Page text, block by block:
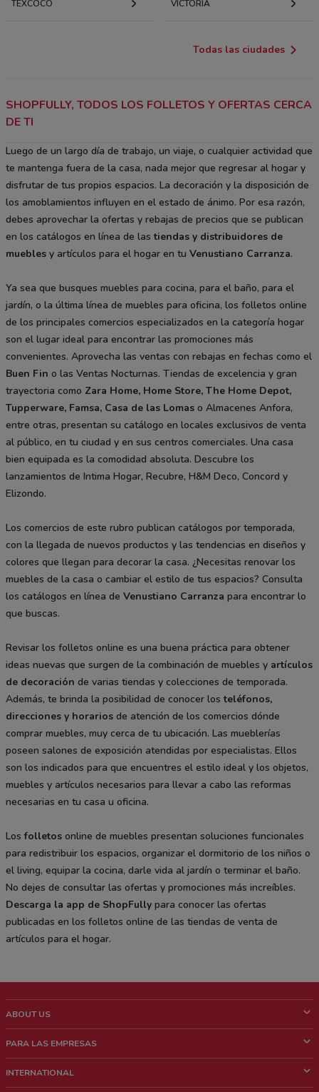
TEXCOCO VICTORIA
Todas las ciudades
SHOPFULLY, TODOS LOS FOLLETOS Y OFERTAS CERCA
DE TI
Luego de un largo día de trabajo, un viaje, o cualquier actividad que
te mantenga fuera de la casa, nada mejor que regresar al hogar y
disfrutar de tus propios espacios. La decoración y la disposición de
los amoblamientos influyen en el estado de ánimo. Por esa razón,
debes aprovechar la ofertas y rebajas de precios que se publican
en los catálogos en línea de lastiendas y distribuidores de
muebles y artículos para el hogar en tu Venustiano Carranza.
Ya sea que busques muebles para cocina, para el baño, para el
jardín, o la última línea de muebles para oficina, los folletos online
de los principales comercios especializados en la categoría hogar
son el lugar ideal para encontrar las promociones más
convenientes. Aprovecha las ventas con rebajas en fechas como el
Buen Fin o las Ventas Nocturnas. Tiendas de excelencia y gran
trayectoria como Zara Home, Home Store, The Home Depot,
Tupperware, Famsa, Casa de las Lomas o Almacenes Anfora,
entre otras, presentan su catálogo en locales exclusivos de venta
al público, en tu ciudad y en sus centros comerciales. Una casa
bien equipada es la comodidad absoluta. Descubre los
lanzamientos de Intima Hogar, Recubre, H&M Deco, Concord y
Elizondo.
Los comercios de este rubro publican catálogos por temporada,
con la llegada de nuevos productos y las tendencias en diseños y
colores que llegan para decorar la casa. ¿Necesitas renovar los
muebles de la casa o cambiar el estilo de tus espacios? Consulta
los catálogos en línea de Venustiano Carranza para encontrar lo
que buscas.
Revisar los folletos online es una buena práctica para obtener
ideas nuevas que surgen de la combinación de muebles y artículos
de decoración de varias tiendas y colecciones de temporada.
Además, te brinda la posibilidad de conocer losteléfonos,
direcciones y horarios de atención de los comercios dónde
comprar muebles, muy cerca de tu ubicación. Las mueblerías
poseen salones de exposición atendidas por especialistas. Ellos
son los indicados para que encuentres el estilo ideal y los objetos,
muebles y artículos necesarios para llevar a cabo las reformas
necesarias en tu casa u oficina.
Losfolletos online de muebles presentan soluciones funcionales
para redistribuir los espacios, organizar el dormitorio de los niños o
el living, equipar la cocina, darle vida al jardín o terminar el baño.
No dejes de consultar las ofertas y promociones más increíbles.
Descarga la app de ShopFully para conocer las ofertas
publicadas en los folletos online de las tiendas de venta de
artículos para el hogar.
ABOUT US
¿Quiénes Somos?
PARA LAS EMPRESAS
Contacto comercial
INTERNATIONAL